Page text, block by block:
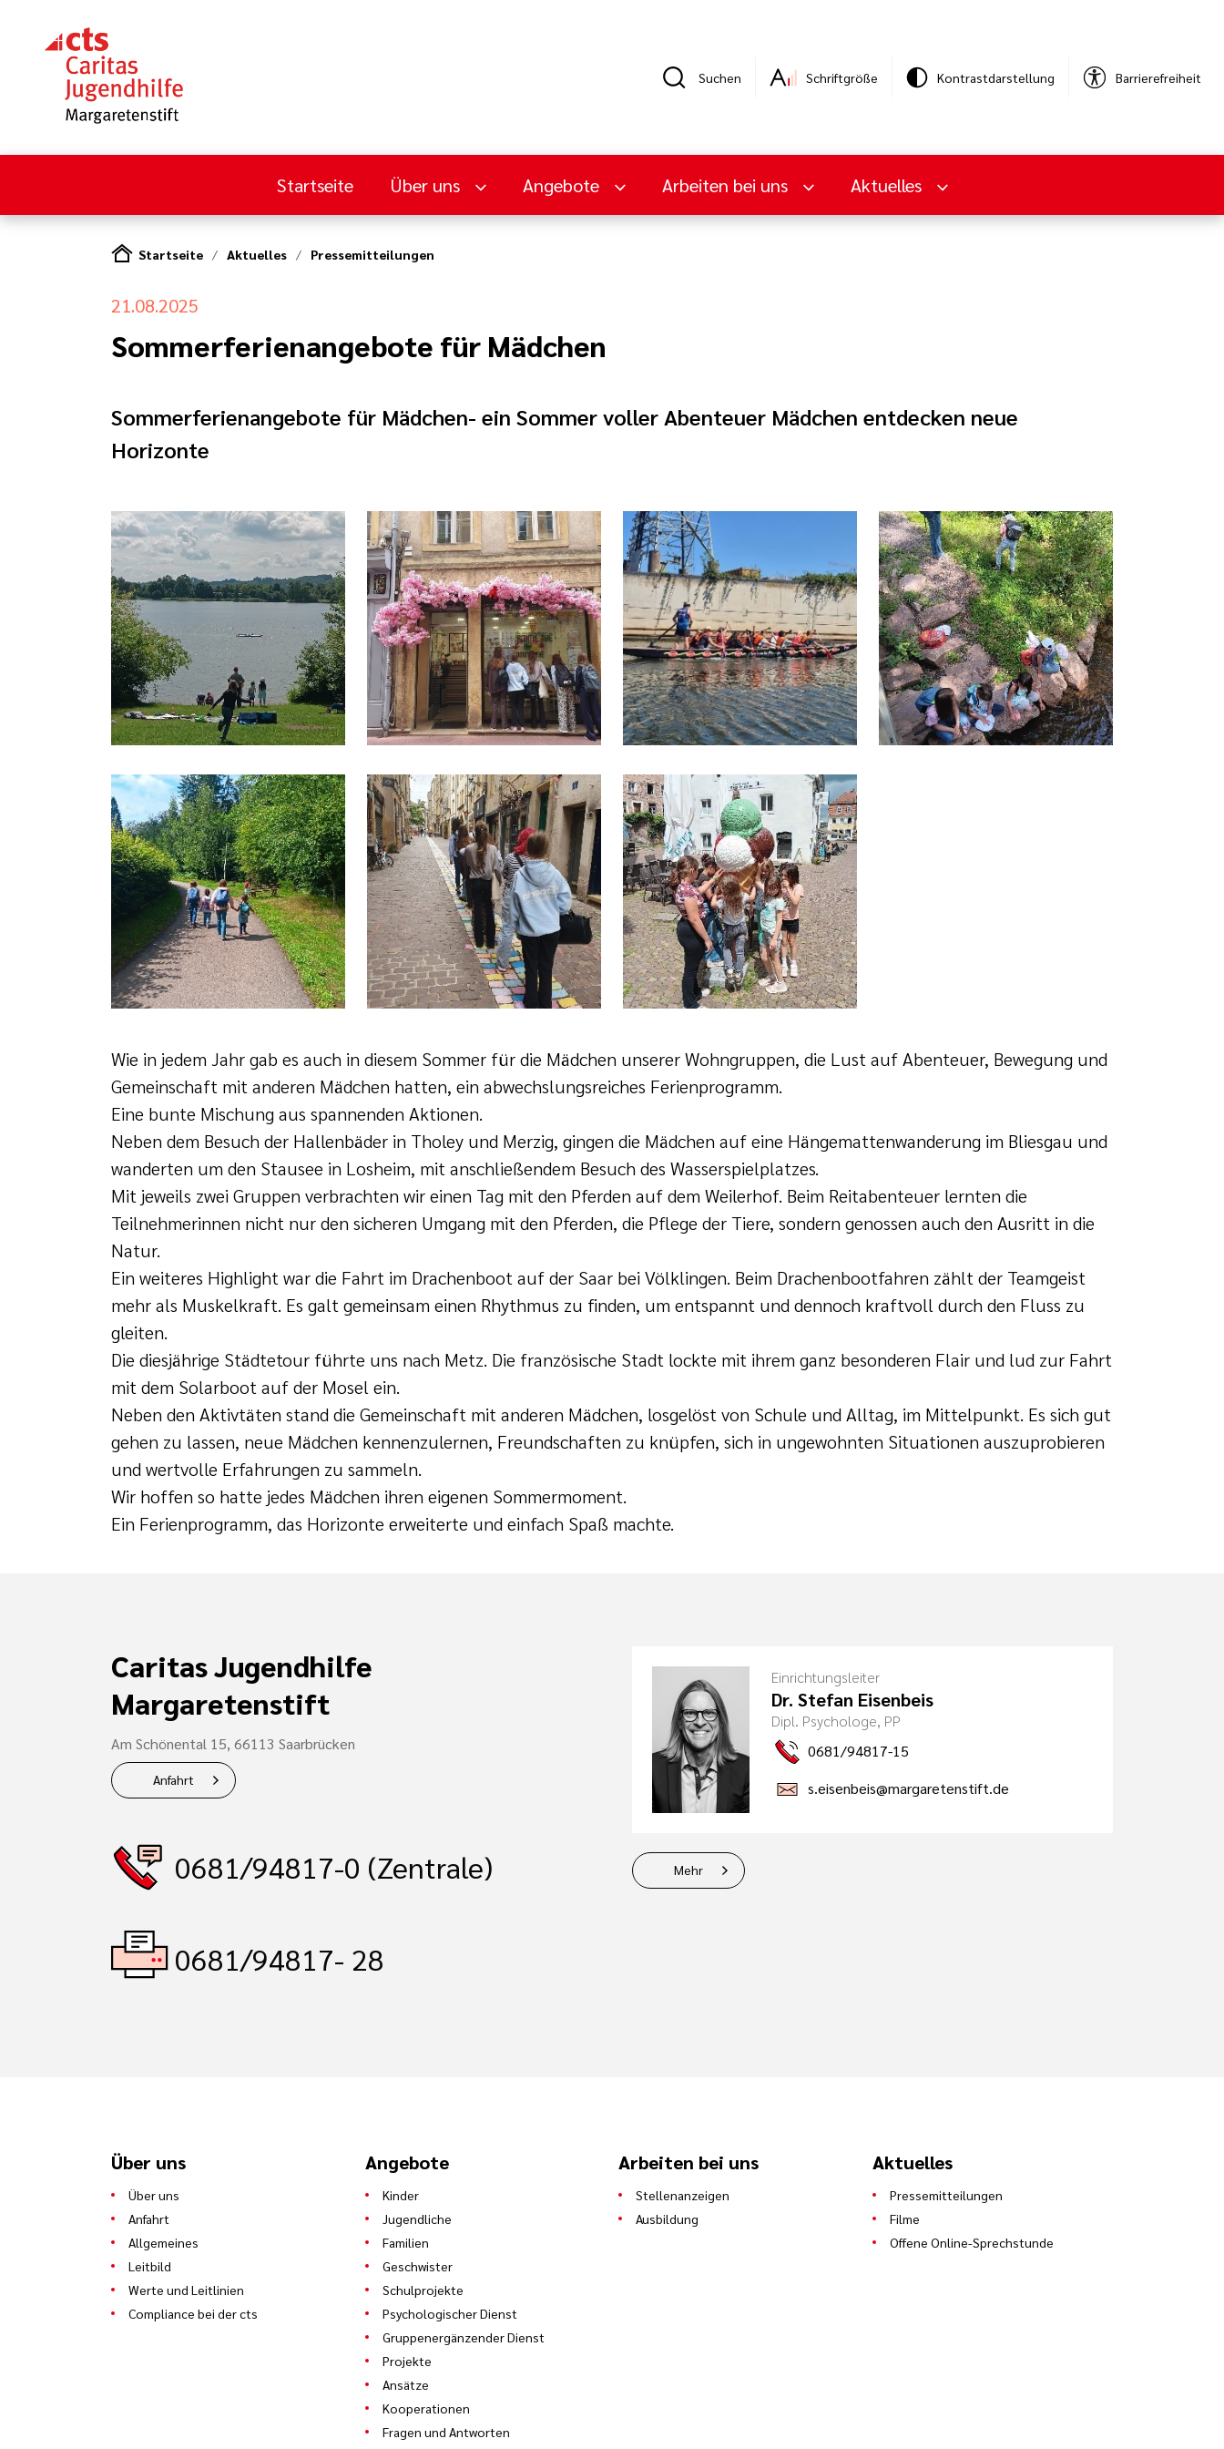
Suchen Schriftgröße Kontrastdarstellung Barrierefreiheit
Startseite Über uns Angebote Arbeiten bei uns Aktuelles
Startseite Aktuelles Pressemitteilungen
21.08.2025
Sommerferienangebote für Mädchen
Sommerferienangebote für Mädchen- ein Sommer voller Abenteuer Mädchen entdecken neue
Horizonte
Wie in jedem Jahr gab es auch in diesem Sommer für die Mädchen unserer Wohngruppen, die Lust auf Abenteuer, Bewegung und
Gemeinschaft mit anderen Mädchen hatten, ein abwechslungsreiches Ferienprogramm.
Eine bunte Mischung aus spannenden Aktionen.
Neben dem Besuch der Hallenbäder in Tholey und Merzig, gingen die Mädchen auf eine Hängemattenwanderung im Bliesgau und
wanderten um den Stausee in Losheim, mit anschließendem Besuch des Wasserspielplatzes.
Mit jeweils zwei Gruppen verbrachten wir einen Tag mit den Pferden auf dem Weilerhof. Beim Reitabenteuer lernten die
Teilnehmerinnen nicht nur den sicheren Umgang mit den Pferden, die Pflege der Tiere, sondern genossen auch den Ausritt in die
Natur.
Ein weiteres Highlight war die Fahrt im Drachenboot auf der Saar bei Völklingen. Beim Drachenbootfahren zählt der Teamgeist
mehr als Muskelkraft. Es galt gemeinsam einen Rhythmus zu finden, um entspannt und dennoch kraftvoll durch den Fluss zu
gleiten.
Die diesjährige Städtetour führte uns nach Metz. Die französische Stadt lockte mit ihrem ganz besonderen Flair und lud zur Fahrt
mit dem Solarboot auf der Mosel ein.
Neben den Aktivtäten stand die Gemeinschaft mit anderen Mädchen, losgelöst von Schule und Alltag, im Mittelpunkt. Es sich gut
gehen zu lassen, neue Mädchen kennenzulernen, Freundschaften zu knüpfen, sich in ungewohnten Situationen auszuprobieren
und wertvolle Erfahrungen zu sammeln.
Wir hoffen so hatte jedes Mädchen ihren eigenen Sommermoment.
Ein Ferienprogramm, das Horizonte erweiterte und einfach Spaß machte.
Caritas Jugendhilfe
Margaretenstift
Am Schönental 15, 66113 Saarbrücken
Anfahrt
0681/94817-0 (Zentrale)
0681/94817- 28
Einrichtungsleiter
Dr. Stefan Eisenbeis
Dipl. Psychologe, PP
0681/94817-15
s.eisenbeis@margaretenstift.de
Mehr
Über uns
Über uns
Anfahrt
Allgemeines
Leitbild
Werte und Leitlinien
Compliance bei der cts
Angebote
Kinder
Jugendliche
Familien
Geschwister
Schulprojekte
Psychologischer Dienst
Gruppenergänzender Dienst
Projekte
Ansätze
Kooperationen
Fragen und Antworten
Arbeiten bei uns
Stellenanzeigen
Ausbildung
Aktuelles
Pressemitteilungen
Filme
Offene Online-Sprechstunde